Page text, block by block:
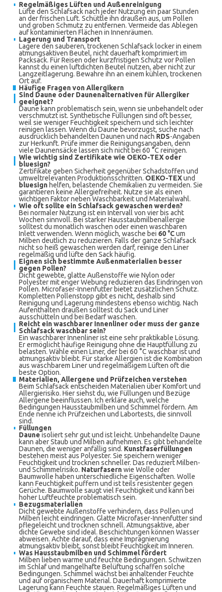
Regelmäßiges Lüften und Außenreinigung
Lüfte den Schlafsack nach jeder Nutzung ein paar Stunden
an der frischen Luft. Schüttle ihn draußen aus, um Pollen
und groben Schmutz zu entfernen. Vermeide das Ablegen
auf kontaminierten Flächen in Innenräumen.
Lagerung und Transport
Lagere den sauberen, trockenen Schlafsack locker in einem
atmungsaktiven Beutel, nicht dauerhaft komprimiert im
Packsack. Für Reisen oder kurzfristigen Schutz vor Pollen
kannst du einen luftdichten Beutel nutzen, aber nicht zur
Langzeitlagerung. Bewahre ihn an einem kühlen, trockenen
Ort auf.
Häufige Fragen von Allergikern
Sind Daune oder Daunenalternativen für Allergiker
geeignet?
Daune kann problematisch sein, wenn sie unbehandelt oder
verschmutzt ist. Synthetische Füllungen sind oft besser,
weil sie weniger Feuchtigkeit speichern und sich leichter
reinigen lassen. Wenn du Daune bevorzugst, suche nach
ausdrücklich behandelten Daunen und nach RDS-Angaben
zur Herkunft. Prüfe immer die Reinigungsangaben, denn
viele Daunensäcke lassen sich nicht bei 60 °C reinigen.
Wie wichtig sind Zertifikate wie OEKO-TEX oder
bluesign?
Zertifikate geben Sicherheit gegenüber Schadstoffen und
umweltrelevanten Produktionsschritten. OEKO-TEXund
bluesign helfen, belastende Chemikalien zu vermeiden. Sie
garantieren keine Allergiefreiheit. Nutze sie als einen
wichtigen Faktor neben Waschbarkeit und Materialwahl.
Wie oft sollte ein Schlafsack gewaschen werden?
Bei normaler Nutzung ist ein Intervall von vier bis acht
Wochen sinnvoll. Bei starker Hausstaubmilbenallergie
solltest du monatlich waschen oder einen waschbaren
Inlett verwenden. Wenn möglich, wasche bei 60 °Cum
Milben deutlich zu reduzieren. Falls der ganze Schlafsack
nicht so heiß gewaschen werden darf, reinige den Liner
regelmäßig und lüfte den Sack häufig.
Eignen sich bestimmte Außenmaterialien besser
gegen Pollen?
Dicht gewebte, glatte Außenstoffe wie Nylon oder
Polyester mit enger Webung reduzieren das Eindringen von
Pollen. Microfaser-Innenfutter bietet zusätzlichen Schutz.
Kompletten Pollenstopp gibt es nicht, deshalb sind
Reinigung und Lagerung mindestens ebenso wichtig. Nach
Aufenthalten draußen solltest du Sack und Liner
ausschütteln und bei Bedarf waschen.
Reicht ein waschbarer Innenliner oder muss der ganze
Schlafsack waschbar sein?
Ein waschbarer Innenliner ist eine sehr praktikable Lösung.
Er ermöglicht häufige Reinigung ohne die Hauptfüllung zu
belasten. Wähle einen Liner, der bei 60 °C waschbar ist und
atmungsaktiv bleibt. Für starke Allergien ist die Kombination
aus waschbarem Liner und regelmäßigem Lüften oft die
beste Option.
Materialien, Allergene und Prüfzeichen verstehen
Beim Schlafsack entscheiden Materialien über Komfort und
Allergierisiko. Hier siehst du, wie Füllungen und Bezüge
Allergene beeinflussen. Ich erkläre auch, welche
Bedingungen Hausstaubmilben und Schimmel fördern. Am
Ende nenne ich Prüfzeichen und Labortests, die sinnvoll
sind.
Füllungen
Daune isoliert sehr gut und ist leicht. Unbehandelte Daune
kann aber Staub und Milben aufnehmen. Es gibt behandelte
Daunen, die weniger anfällig sind. Kunstfaserfüllungen
bestehen meist aus Polyester. Sie speichern weniger
Feuchtigkeit und trocknen schneller. Das reduziert Milben-
und Schimmelrisiko. Naturfasernwie Wolle oder
Baumwolle haben unterschiedliche Eigenschaften. Wolle
kann Feuchtigkeit puffern und ist teils resistenter gegen
Gerüche. Baumwolle saugt viel Feuchtigkeit und kann bei
hoher Luftfeuchte problematisch sein.
Bezugsmaterialien
Dicht gewebte Außenstoffe verhindern, dass Pollen und
Milben leicht eindringen. Glatte Microfaser-Innenfutter sind
pflegeleicht und trocknen schnell. Atmungsaktive, aber
dichte Gewebe sind ideal. Beschichtungen können Wasser
abweisen. Achte darauf, dass eine Imprägnierung
atmungsaktiv bleibt, sonst bleibt Feuchtigkeit im Inneren.
Was Hausstaubmilben und Schimmel fördert
Milben lieben warme und feuchte Bedingungen. Schwitzen
im Schlaf und mangelhafte Belüftung schaffen solche
Bedingungen. Schimmel wächst bei anhaltender Feuchte
und auf organischem Material. Dauerhaft komprimierte
Lagerung kann Feuchte stauen. Regelmäßiges Lüften und